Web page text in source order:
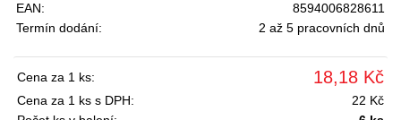
EAN:
8594006828611
Termín dodání:
2 až 5 pracovních dnů
Cena za 1 ks: 18,18 Kč
Cena za 1 ks s DPH:
22 Kč